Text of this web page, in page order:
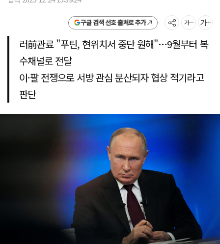
구글 검색 선호 출처로 추가
러前관료 "푸틴, 현위치서 중단 원해"…9월부터 복
수채널로 전달
이·팔 전쟁으로 서방 관심 분산되자 협상 적기라고
판단